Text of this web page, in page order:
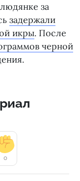
за
задержали
икры. После
черной
0